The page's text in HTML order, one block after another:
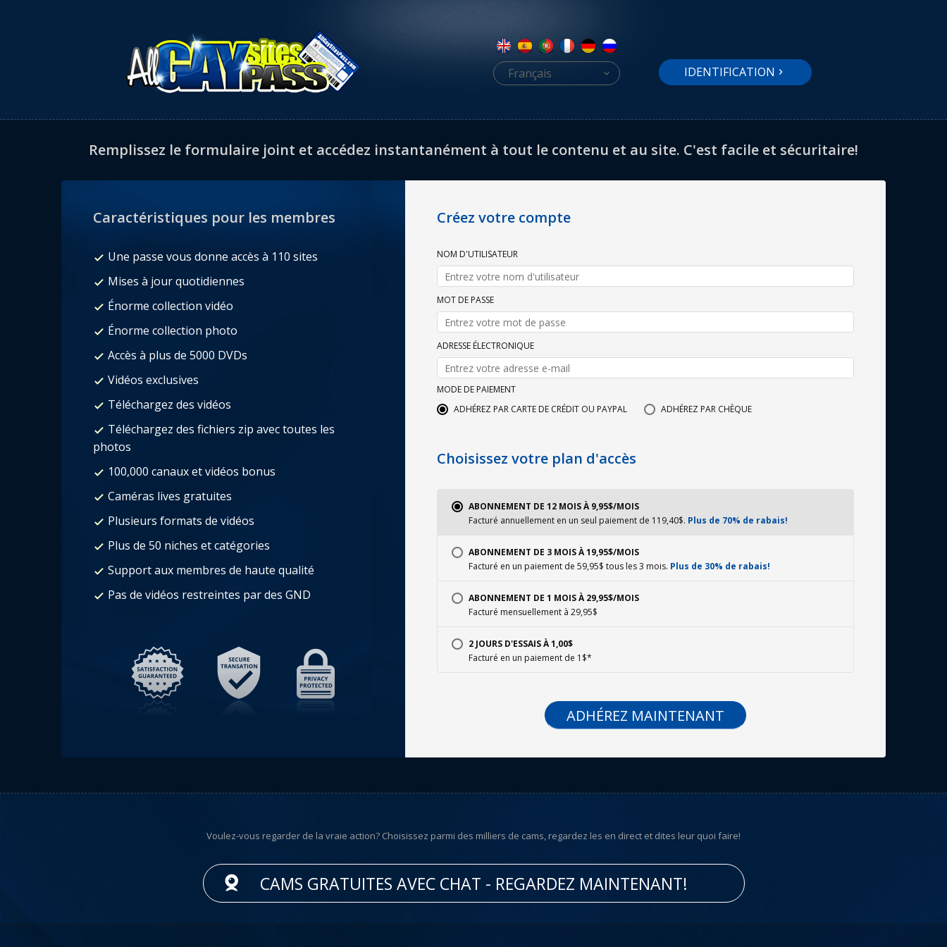
Français IDENTIFICATION
Remplissez le formulaire joint et accédez instantanément à tout le contenu et au site. C'est facile et sécuritaire!
Créez votre compte
NOM D'UTILISATEUR
MOT DE PASSE
ADRESSE ÉLECTRONIQUE
MODE DE PAIEMENT
ADHÉREZ PAR CARTE DE CRÉDIT OU PAYPAL
ADHÉREZ PAR CHÈQUE
Choisissez votre plan d'accès
ABONNEMENT DE 12 MOIS À 9,95$/MOIS
Facturé annuellement en un seul paiement de 119,40$. Plus de 70% de rabais!
ABONNEMENT DE 3 MOIS À 19,95$/MOIS
Facturé en un paiement de 59,95$ tous les 3 mois. Plus de 30% de rabais!
ABONNEMENT DE 1 MOIS À 29,95$/MOIS
Facturé mensuellement à 29,95$
2 JOURS D'ESSAIS À 1,00$
Facturé en un paiement de 1$*
ADHÉREZ MAINTENANT
Caractéristiques pour les membres
Une passe vous donne accès à 110 sites
Mises à jour quotidiennes
Énorme collection vidéo
Énorme collection photo
Accès à plus de 5000 DVDs
Vidéos exclusives
Téléchargez des vidéos
Téléchargez des fichiers zip avec toutes les
photos
100,000 canaux et vidéos bonus
Caméras lives gratuites
Plusieurs formats de vidéos
Plus de 50 niches et catégories
Support aux membres de haute qualité
Pas de vidéos restreintes par des GND
Voulez-vous regarder de la vraie action? Choisissez parmi des milliers de cams, regardez les en direct et dites leur quoi faire!
CAMS GRATUITES AVEC CHAT - REGARDEZ MAINTENANT!